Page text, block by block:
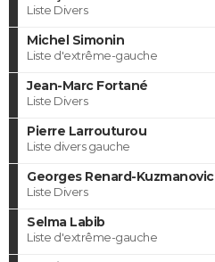
Liste Divers
Michel Simonin
Liste d'extrême-gauche
Jean-Marc Fortané
Liste Divers
Pierre Larrouturou
Liste divers gauche
Georges Renard-Kuzmanovic
Liste Divers
Selma Labib
Liste d'extrême-gauche